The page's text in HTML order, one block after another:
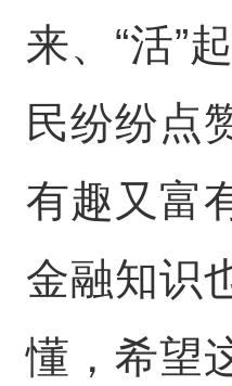
来、“活”
民纷纷点
有趣又富
金融知识
懂，希望